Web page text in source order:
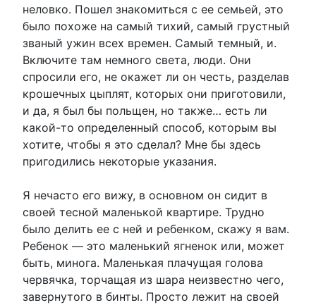
неловко. Пошел знакомиться с ее семьей, это
было похоже на самый тихий, самый грустный
званый ужин всех времен. Самый темный, и.
Включите там немного света, люди. Они
спросили его, не окажет ли он честь, разделав
крошечных цыплят, которых они приготовили,
и да, я был бы польщен, но также… есть ли
какой-то определенный способ, которым вы
хотите, чтобы я это сделал? Мне бы здесь
пригодились некоторые указания.
Я нечасто его вижу, в основном он сидит в
своей тесной маленькой квартире. Трудно
было делить ее с ней и ребенком, скажу я вам.
Ребенок — это маленький ягненок или, может
быть, минога. Маленькая плачущая голова
червячка, торчащая из шара неизвестно чего,
завернутого в бинты. Просто лежит на своей